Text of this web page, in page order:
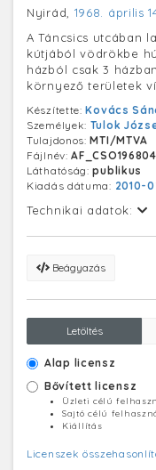
Nyirád, 1968. április
A Táncsics utcában
kútjából vödrökbe
házból csak 3
környező területek
Készítette:Kovács
Személyek: Tulok
Tulajdonos:MTI/MTVA
Fájlnév:
Láthatóság:publikus
Kiadás dátuma: 2010-
Technikai adatok:
Beágyazás
Letöltés
Alap licensz
Bővített licensz
Üzleti célú
Sajtó célú
Kiállítás
Licenszek